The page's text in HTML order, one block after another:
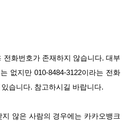
전화번호가 존재하지 않습니다. 대부
없지만 010-8484-3122이라는 전화
습니다. 참고하시길 바랍니다.
않은 사람의 경우에는 카카오뱅크